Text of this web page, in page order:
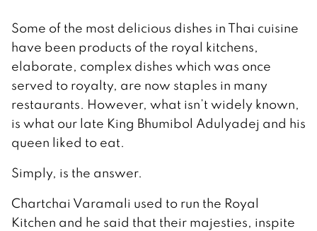
Some of the most delicious dishes in Thai cuisine
have been products of the royal kitchens,
elaborate, complex dishes which was once
served to royalty, are now staples in many
restaurants. However, what isn’t widely known,
is what our late King Bhumibol Adulyadej and his
queen liked to eat.
Simply, is the answer.
Chartchai Varamali used to run the Royal
Kitchen and he said that their majesties, inspite